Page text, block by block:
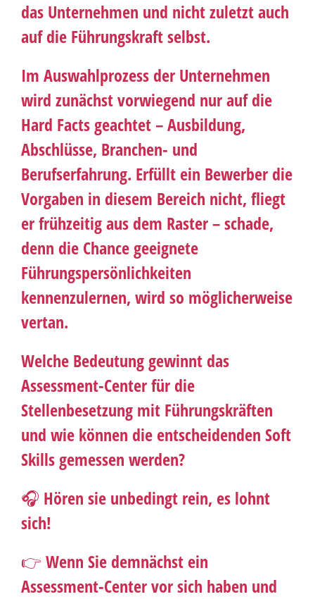
das Unternehmen und nicht zuletzt auch
auf die Führungskraft selbst.
Im Auswahlprozess der Unternehmen
wird zunächst vorwiegend nur auf die
Hard Facts geachtet – Ausbildung,
Abschlüsse, Branchen- und
Berufserfahrung. Erfüllt ein Bewerber die
Vorgaben in diesem Bereich nicht, fliegt
er frühzeitig aus dem Raster – schade,
denn die Chance geeignete
Führungspersönlichkeiten
kennenzulernen, wird so möglicherweise
vertan.
Welche Bedeutung gewinnt das
Assessment-Center für die
Stellenbesetzung mit Führungskräften
und wie können die entscheidenden Soft
Skills gemessen werden?
🎧 Hören sie unbedingt rein, es lohnt
sich!
👉 Wenn Sie demnächst ein
Assessment-Center vor sich haben und